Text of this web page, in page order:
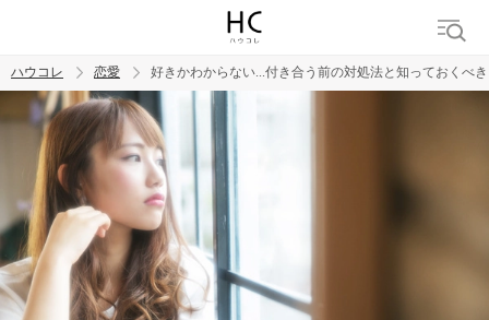
トレンド ワード
恋愛
ハウコレ 恋愛 好きかわからない...付き合う前の対処法と知っておくべ